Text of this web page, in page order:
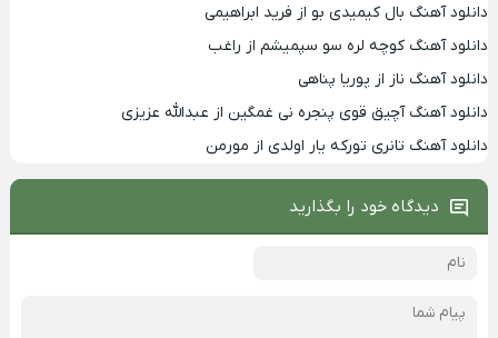
دانلود آهنگ بال کیمیدی بو از فرید ابراهیمی
دانلود آهنگ کوچه لره سو سپمیشم از راغب
دانلود آهنگ ناز از پوریا پناهی
دانلود آهنگ آچیق قوی پنجره نی غمگین از عبدالله عزیزی
دانلود آهنگ تانری تورکه یار اولدی از مورمن
دیدگاه خود را بگذارید